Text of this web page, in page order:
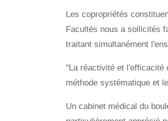
Les copropriétés
Facultés nous a sollicités
traitant simultanément
"La réactivité et l'efficacité
méthode systématique et
Un cabinet médical du